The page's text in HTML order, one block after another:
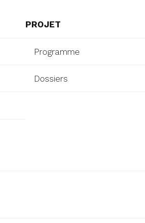
PROJET
Programme
Dossiers